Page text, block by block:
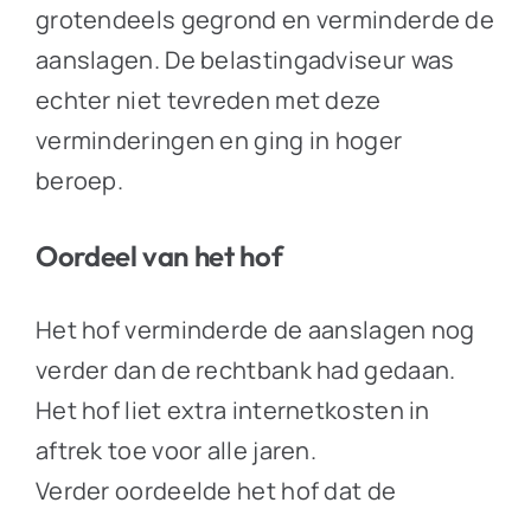
grotendeels gegrond en verminderde de
aanslagen. De belastingadviseur was
echter niet tevreden met deze
verminderingen en ging in hoger
beroep.
Oordeel van het hof
Het hof verminderde de aanslagen nog
verder dan de rechtbank had gedaan.
Het hof liet extra internetkosten in
aftrek toe voor alle jaren.
Verder oordeelde het hof dat de